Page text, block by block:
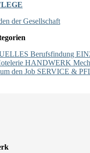
der Gesellschaft
Berufsfindung
HANDWERK
den Job SERVICE &